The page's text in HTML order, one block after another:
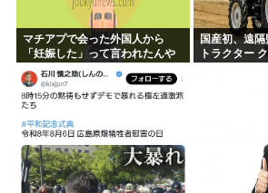
マチアプで会った外国人から
「妊娠した」って言われたんや
が
国産初、遠
トラクター